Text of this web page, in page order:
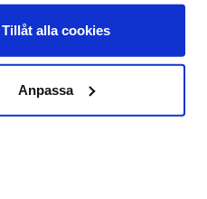
Tillåt alla cookies
Anpassa